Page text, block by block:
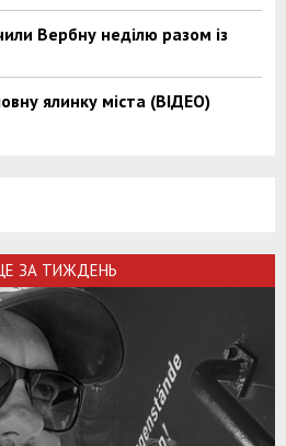
Вербну неділю разом із
ялинку міста (ВІДЕО)
ЗА ТИЖДЕНЬ